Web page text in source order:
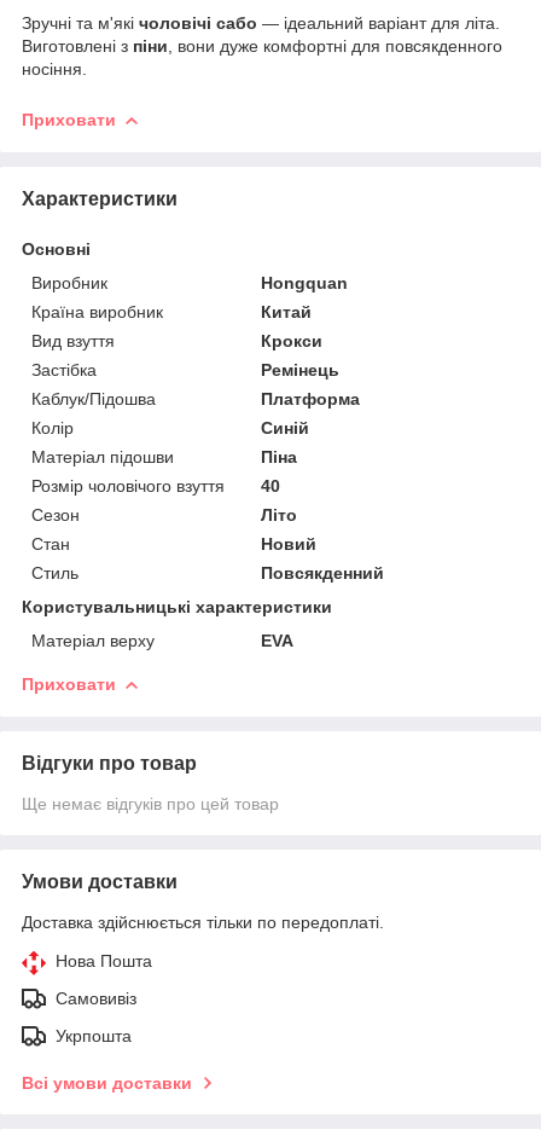
Зручні та м'які чоловічі сабо — ідеальний варіант для літа.
Виготовлені з піни , вони дуже комфортні для повсякденного
носіння.
Приховати
Характеристики
Основні
Виробник
Hongquan
Країна виробник
Китай
Вид взуття
Крокси
Застібка
Ремінець
Каблук/Підошва
Платформа
Колір
Синій
Матеріал підошви
Піна
Розмір чоловічого взуття
40
Сезон
Літо
Стан
Новий
Стиль
Повсякденний
Користувальницькі характеристики
Матеріал верху
EVA
Приховати
Відгуки про товар
Ще немає відгуків про цей товар
Умови доставки
Доставка здійснюється тільки по передоплаті.
Нова Пошта
Самовивіз
Укрпошта
Всі умови доставки